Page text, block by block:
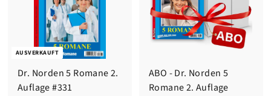
AUSVERKAUFT
Dr. Norden 5 Romane 2.
Auflage #331
ABO - Dr. Norden 5
Romane 2. Auflage